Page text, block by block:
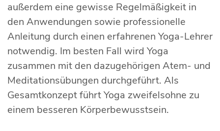
außerdem eine gewisse Regelmäßigkeit in
den Anwendungen sowie professionelle
Anleitung durch einen erfahrenen Yoga-Lehrer
notwendig. Im besten Fall wird Yoga
zusammen mit den dazugehörigen Atem- und
Meditationsübungen durchgeführt. Als
Gesamtkonzept führt Yoga zweifelsohne zu
einem besseren Körperbewusstsein.